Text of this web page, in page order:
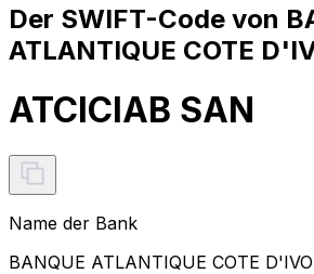
Der SWIFT-Code von
ATLANTIQUE COTE
ATCICIAB SAN
Name der Bank
BANQUE ATLANTIQUE COTE